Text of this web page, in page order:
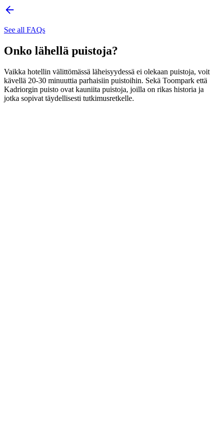
See all FAQs
Onko lähellä puistoja?
Vaikka hotellin välittömässä läheisyydessä ei olekaan puistoja, voit
kävellä 20-30 minuuttia parhaisiin puistoihin. Sekä Toompark että
Kadriorgin puisto ovat kauniita puistoja, joilla on rikas historia ja
jotka sopivat täydellisesti tutkimusretkelle.